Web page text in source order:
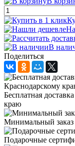
В
Поделиться
Бесплатная
краю
Минимальный заказ
Подарочные